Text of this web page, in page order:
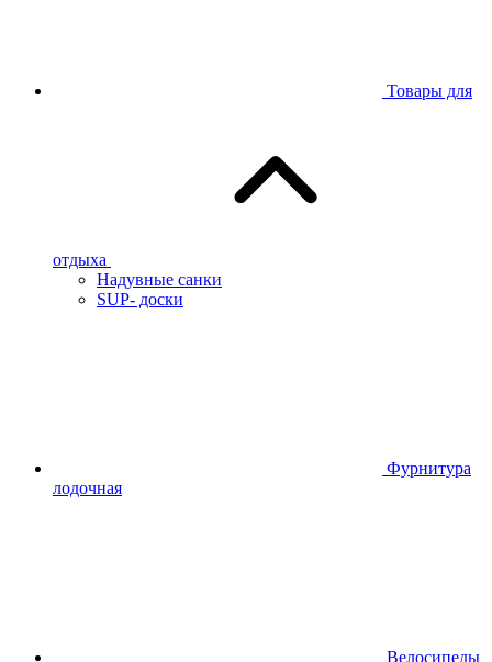
Товары для
отдыха
Надувные санки
SUP- доски
Фурнитура
лодочная
Велосипеды